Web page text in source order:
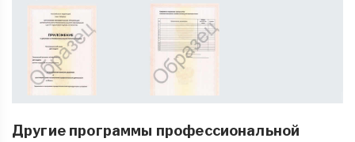
Другие программы профессиональной